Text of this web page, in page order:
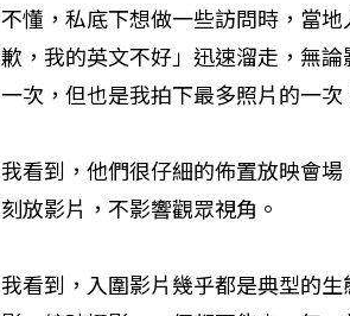
不懂，私底下想做一些訪問時，當
歉，我的英文不好」迅速溜走，無
一次，但也是我拍下最多照片的一
我看到，他們很仔細的佈置放映會
刻放影片，不影響觀眾視角。
我看到，入圍影片幾乎都是典型的